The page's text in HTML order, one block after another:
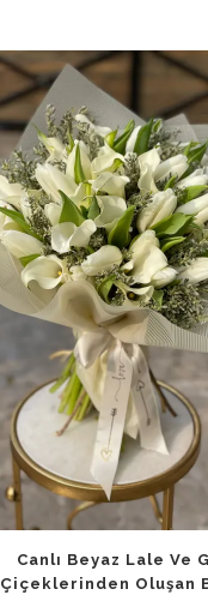
Canlı Beyaz Lale Ve
Çiçeklerinden Oluşan